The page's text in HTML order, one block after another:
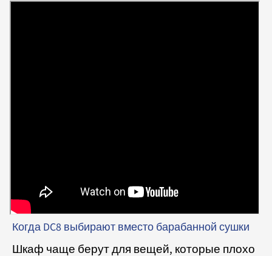
Когда DC8 выбирают вместо барабанной сушки
Шкаф чаще берут для вещей, которые плохо